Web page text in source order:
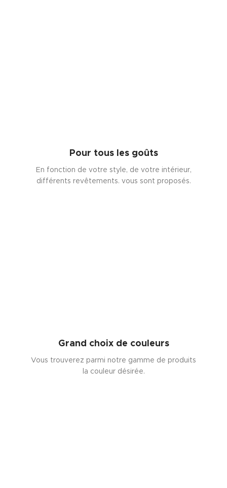
Pour tous les goûts
En fonction de votre style, de votre intérieur,
différents revêtements. vous sont proposés.
Grand choix de couleurs
Vous trouverez parmi notre gamme de produits
la couleur désirée.